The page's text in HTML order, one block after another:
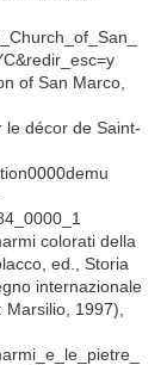
of San Marco,
le décor de Saint-
colorati della
ed., Storia
internazionale
1997),